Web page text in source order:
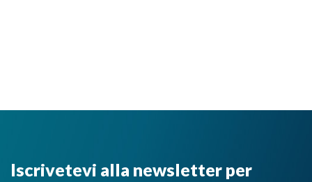
Iscrivetevi alla newsletter per